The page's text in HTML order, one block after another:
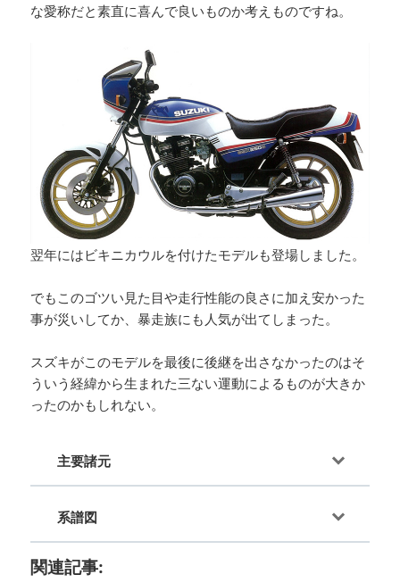
な愛称だと素直に喜んで良いものか考えものですね。
翌年にはビキニカウルを付けたモデルも登場しました。
でもこのゴツい見た目や走行性能の良さに加え安かった
事が災いしてか、暴走族にも人気が出てしまった。
スズキがこのモデルを最後に後継を出さなかったのはそ
ういう経緯から生まれた三ない運動によるものが大きか
ったのかもしれない。
主要諸元
系譜図
関連記事: